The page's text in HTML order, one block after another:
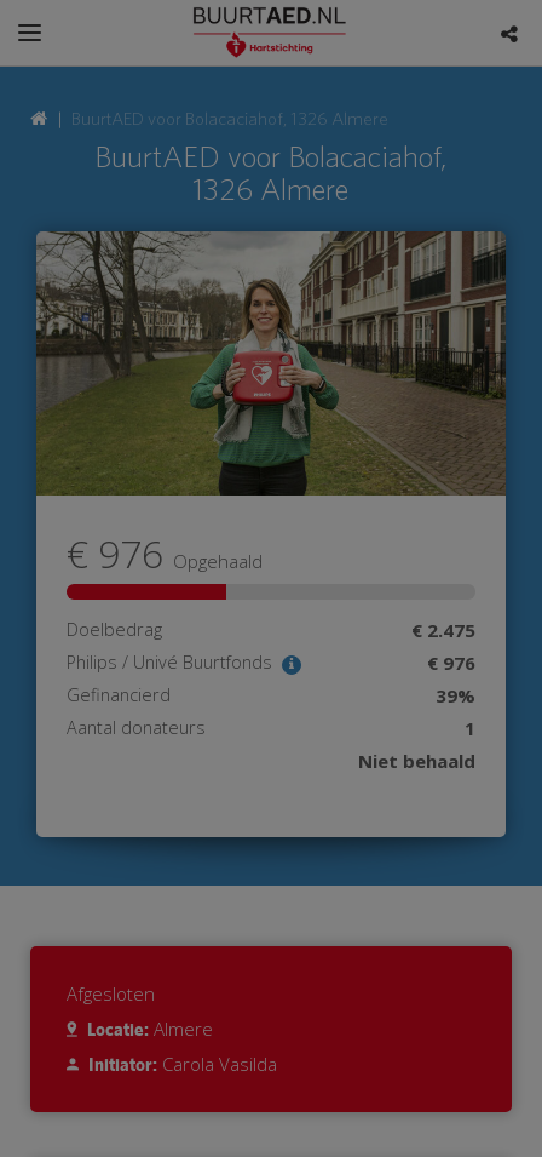
BuurtAED voor Bolacaciahof, 1326 Almere
BuurtAED voor Bolacaciahof,
1326 Almere
€ 976 Opgehaald
Doelbedrag € 2.475
Philips / Univé Buurtfonds € 976
Gefinancierd 39%
Aantal donateurs
1
Niet behaald
Afgesloten
Locatie: Almere
Initiator: Carola Vasilda